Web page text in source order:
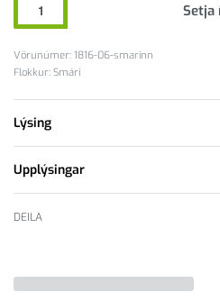
Setja
1816-06-smarinn
Flokkur: Smári
Lýsing
Upplýsingar
DEILA